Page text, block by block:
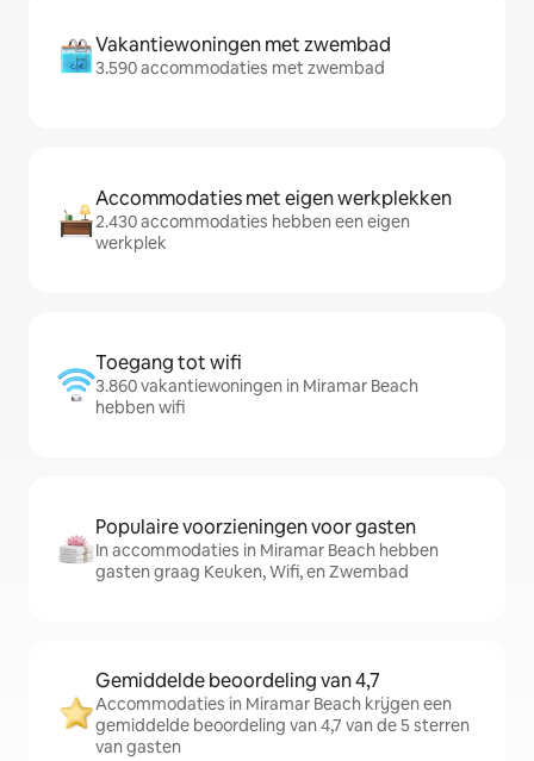
Vakantiewoningen met zwembad
3.590 accommodaties met zwembad
Accommodaties met eigen werkplekken
2.430 accommodaties hebben een eigen
werkplek
Toegang tot wifi
3.860 vakantiewoningen in Miramar Beach
hebben wifi
Populaire voorzieningen voor gasten
In accommodaties in Miramar Beach hebben
gasten graag Keuken, Wifi, en Zwembad
Gemiddelde beoordeling van 4,7
Accommodaties in Miramar Beach krijgen een
gemiddelde beoordeling van 4,7 van de 5 sterren
van gasten